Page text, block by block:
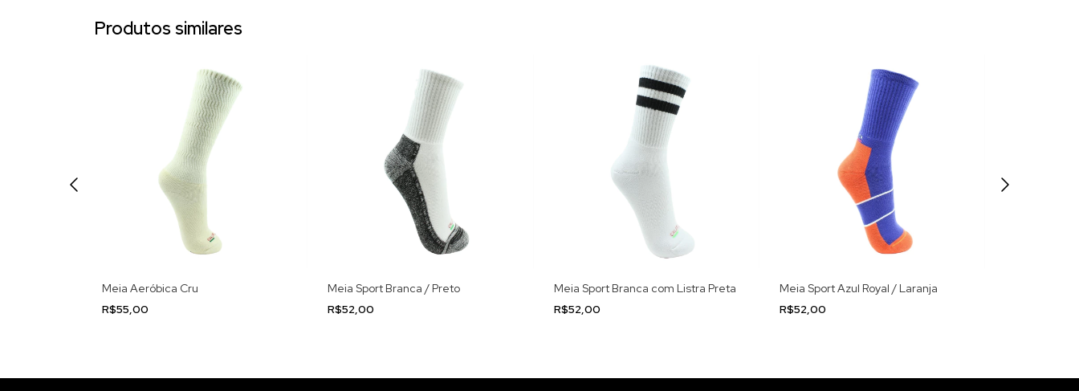
Produtos similares
Meia Aeróbica Cru
R$55,00
Meia Sport Branca / Preto
R$52,00
Meia Sport Branca com Listra Preta
R$52,00
Meia Sport Azul Royal / Laranja
R$52,00